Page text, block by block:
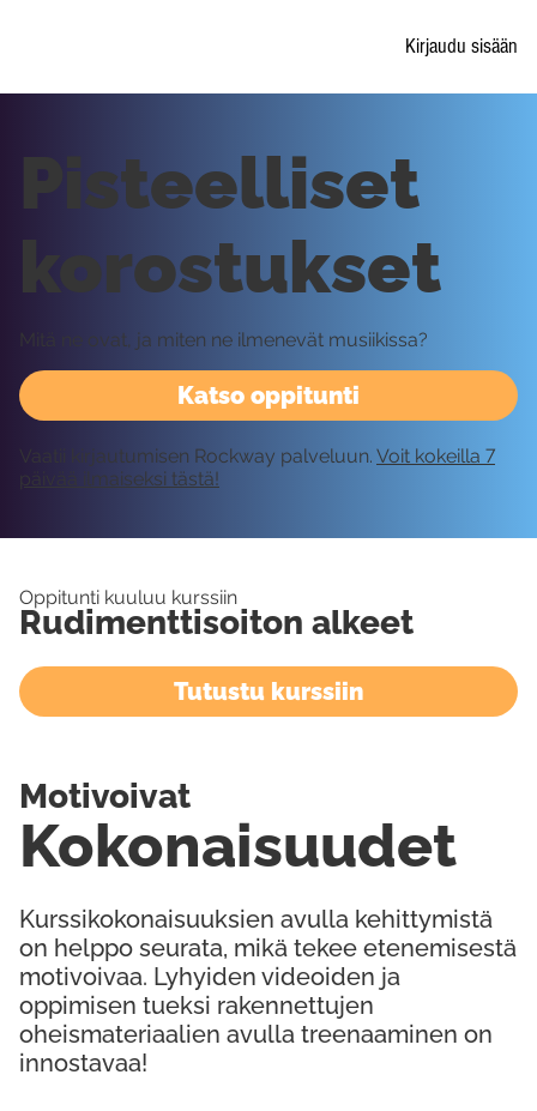
Kirjaudu sisään
Katso oppitunti
Pisteelliset
korostukset
Mitä ne ovat, ja miten ne ilmenevät musiikissa?
Vaatii kirjautumisen Rockway palveluun. Voit kokeilla 7
päivää ilmaiseksi tästä!
Oppitunti kuuluu kurssiin
Rudimenttisoiton alkeet
Tutustu kurssiin
Kurssikokonaisuuksien avulla kehittymistä
on helppo seurata, mikä tekee etenemisestä
motivoivaa. Lyhyiden videoiden ja
oppimisen tueksi rakennettujen
oheismateriaalien avulla treenaaminen on
innostavaa!
Kokonaisuudet
Motivoivat